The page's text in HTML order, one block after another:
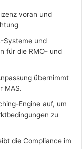
voran und
Systeme und
für die RMO- und
übernimmt
MAS.
Engine auf, um
zu
die Compliance im